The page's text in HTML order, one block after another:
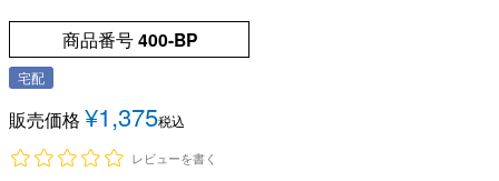
商品番号 400-BP
宅配
販売価格 ¥1,375税込
レビューを書く